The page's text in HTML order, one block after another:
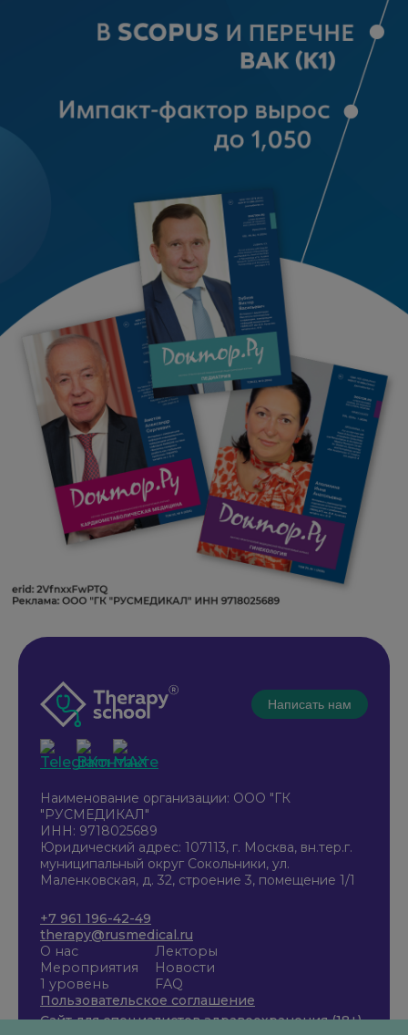
Написать нам
Наименование организации: ООО "ГК
"РУСМЕДИКАЛ"
ИНН: 9718025689
Юридический адрес: 107113, г. Москва, вн.тер.г.
муниципальный округ Сокольники, ул.
Маленковская, д. 32, строение 3, помещение 1/1
+7 961 196-42-49
therapy@rusmedical.ru
О нас
Мероприятия
1 уровень
Лекторы
Новости
FAQ
Пользовательское соглашение
Сайт для специалистов здравоохранения (18+)